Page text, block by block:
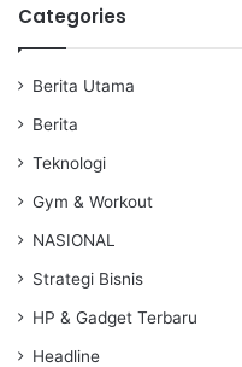
Categories
Berita Utama
Berita
Teknologi
Gym & Workout
NASIONAL
Strategi Bisnis
HP & Gadget Terbaru
Headline